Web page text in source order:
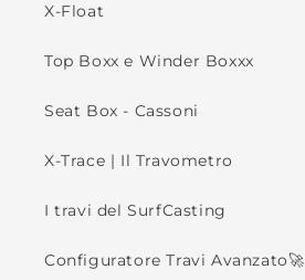
X-Float
Top Boxx e Winder Boxxx
Seat Box - Cassoni
X-Trace | Il Travometro
I travi del SurfCasting
Configuratore Travi Avanzato🚀